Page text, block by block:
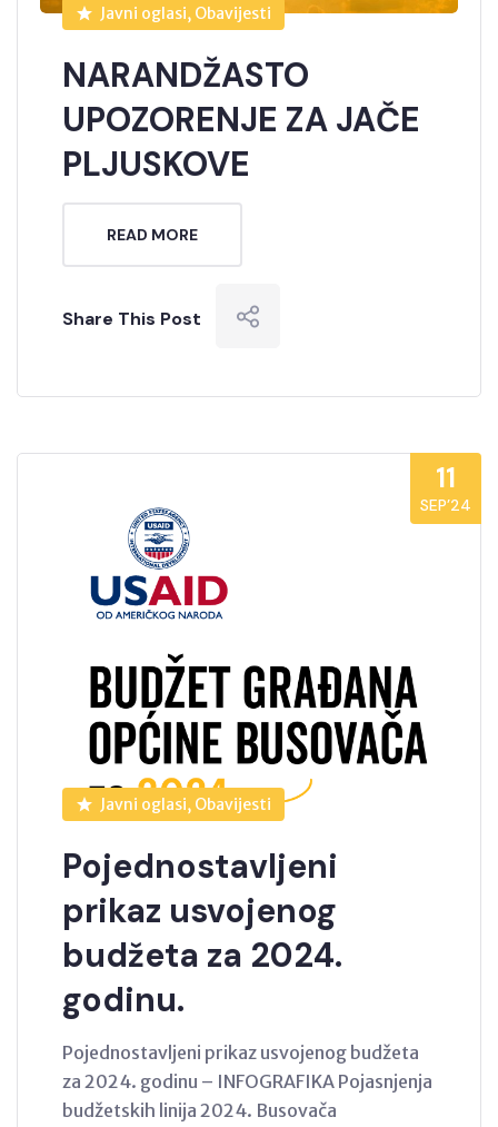
Javni oglasi, Obavijesti
NARANDŽASTO
UPOZORENJE ZA JAČE
PLJUSKOVE
READ MORE
Share This Post
11
SEP’24
Javni oglasi, Obavijesti
Pojednostavljeni
prikaz usvojenog
budžeta za 2024.
godinu.
Pojednostavljeni prikaz usvojenog budžeta
za 2024. godinu – INFOGRAFIKA Pojasnjenja
budžetskih linija 2024. Busovača